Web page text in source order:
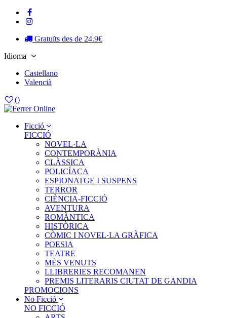
Gratuïts des de 24.9€
Idioma
Castellano
Valencià
()
Ficció
FICCIÓ
NOVEL·LA
CONTEMPORÀNIA
CLÀSSICA
POLICÍACA
ESPIONATGE I SUSPENS
TERROR
CIÈNCIA-FICCIÓ
AVENTURA
ROMÀNTICA
HISTÒRICA
CÒMIC I NOVEL·LA GRÀFICA
POESIA
TEATRE
MÉS VENUTS
LLIBRERIES RECOMANEN
PREMIS LITERARIS CIUTAT DE GANDIA
PROMOCIONS
No Ficció
NO FICCIÓ